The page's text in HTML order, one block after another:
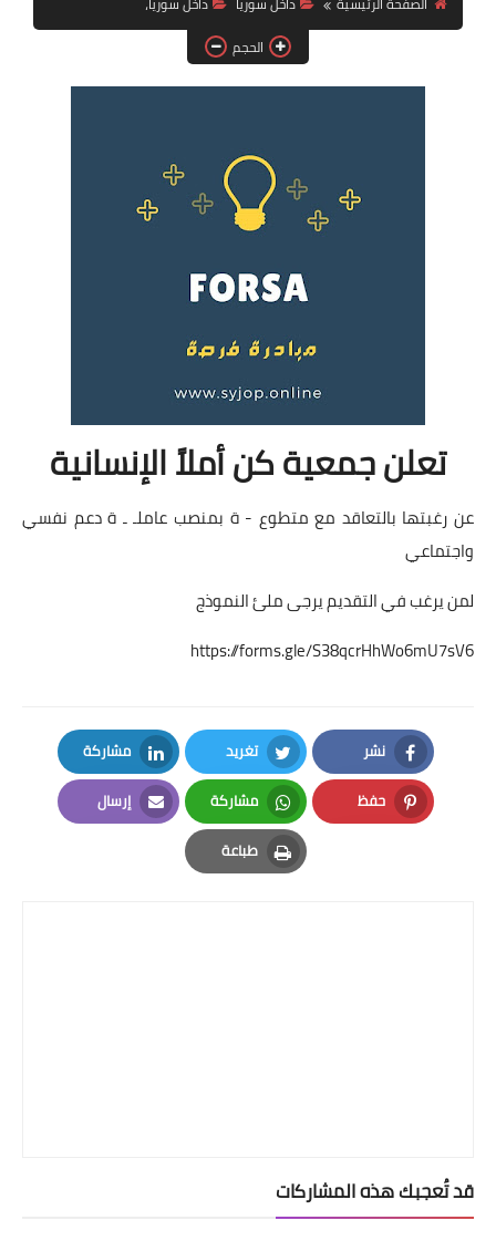
فرص عمل في العراق
فرص عمل في اليمن
دورات تدريبية
الحجم
تعلن جمعية كن أملاً الإنسانية
عن رغبتها بالتعاقد مع متطوع - ة بمنصب عاملـ ـ ة دعم نفسي
واجتماعي
لمن يرغب في التقديم يرجى ملئ النموذج
https://forms.gle/S38qcrHhWo6mU7sV6
نشر
Facebook
تغريد
Twitter
مشاركة
LinkedIn
حفظ
Pinterest
مشاركة
Whatsapp
إرسال
Email
طباعة
Print
قد تُعجبك هذه المشاركات